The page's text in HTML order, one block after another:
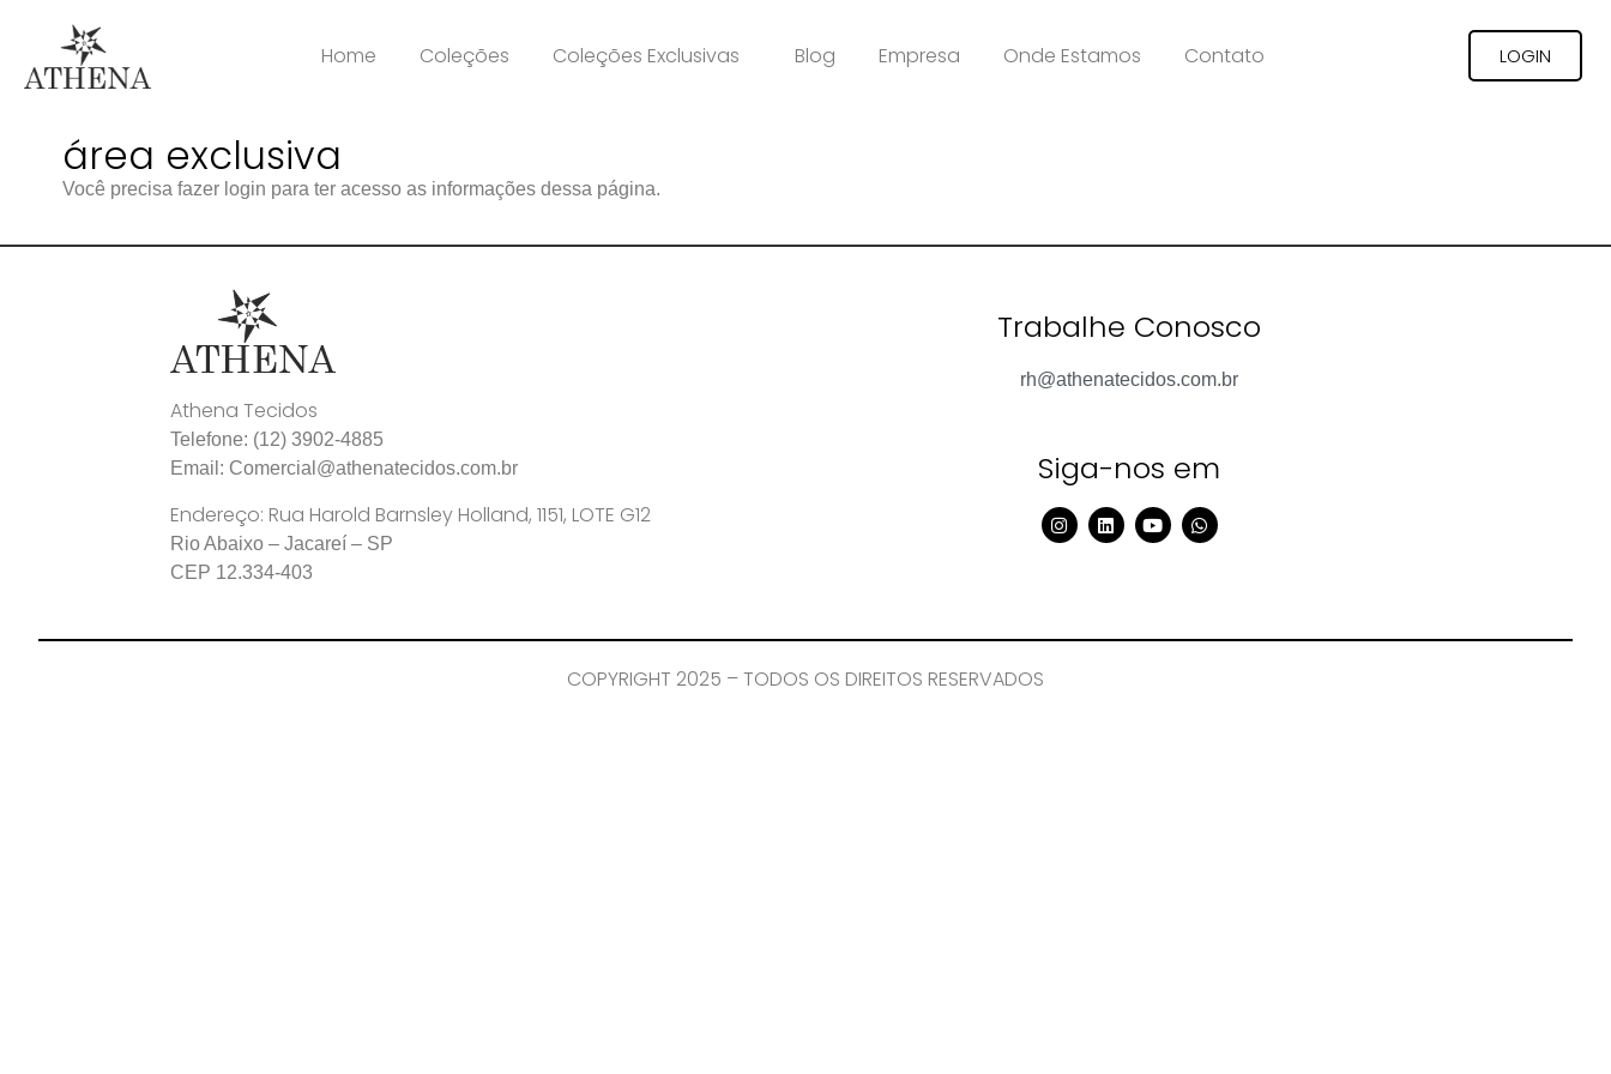
Home Coleções Coleções Exclusivas Blog Empresa Onde Estamos Contato LOGIN
área exclusiva
Você precisa fazer login para ter acesso as informações dessa página.
Athena Tecidos
Telefone: (12) 3902-4885
Email: Comercial@athenatecidos.com.br
Endereço: Rua Harold Barnsley Holland, 1151, LOTE G12
Rio Abaixo – Jacareí – SP
CEP 12.334-403
Trabalhe Conosco
rh@athenatecidos.com.br
Siga-nos em
COPYRIGHT 2025 – TODOS OS DIREITOS RESERVADOS